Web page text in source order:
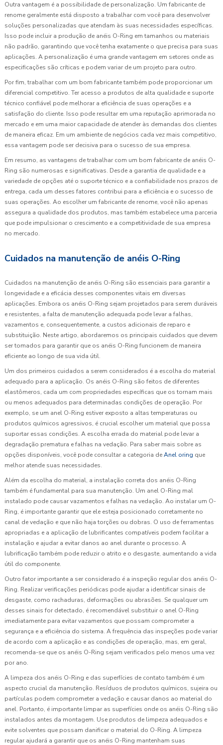
Outra vantagem é a possibilidade de personalização. Um fabricante de
renome geralmente está disposto a trabalhar com você para desenvolver
soluções personalizadas que atendam às suas necessidades específicas.
Isso pode incluir a produção de anéis O-Ring em tamanhos ou materiais
não padrão, garantindo que você tenha exatamente o que precisa para suas
aplicações. A personalização é uma grande vantagem em setores onde as
especificações são críticas e podem variar de um projeto para outro.
Por fim, trabalhar com um bom fabricante também pode proporcionar um
diferencial competitivo. Ter acesso a produtos de alta qualidade e suporte
técnico confiável pode melhorar a eficiência de suas operações e a
satisfação do cliente. Isso pode resultar em uma reputação aprimorada no
mercado e em uma maior capacidade de atender às demandas dos clientes
de maneira eficaz. Em um ambiente de negócios cada vez mais competitivo,
essa vantagem pode ser decisiva para o sucesso de sua empresa.
Em resumo, as vantagens de trabalhar com um bom fabricante de anéis O-
Ring são numerosas e significativas. Desde a garantia de qualidade e a
variedade de opções até o suporte técnico e a confiabilidade nos prazos de
entrega, cada um desses fatores contribui para a eficiência e o sucesso de
suas operações. Ao escolher um fabricante de renome, você não apenas
assegura a qualidade dos produtos, mas também estabelece uma parceria
que pode impulsionar o crescimento e a competitividade de sua empresa
no mercado.
Cuidados na manutenção de anéis O-Ring
Cuidados na manutenção de anéis O-Ring são essenciais para garantir a
longevidade e a eficácia desses componentes vitais em diversas
aplicações. Embora os anéis O-Ring sejam projetados para serem duráveis
e resistentes, a falta de manutenção adequada pode levar a falhas,
vazamentos e, consequentemente, a custos adicionais de reparo e
substituição. Neste artigo, abordaremos os principais cuidados que devem
ser tomados para garantir que os anéis O-Ring funcionem de maneira
eficiente ao longo de sua vida útil.
Um dos primeiros cuidados a serem considerados é a escolha do material
adequado para a aplicação. Os anéis O-Ring são feitos de diferentes
elastômeros, cada um com propriedades específicas que os tornam mais
ou menos adequados para determinadas condições de operação. Por
exemplo, se um anel O-Ring estiver exposto a altas temperaturas ou
produtos químicos agressivos, é crucial escolher um material que possa
suportar essas condições. A escolha errada do material pode levar a
degradação prematura e falhas na vedação. Para saber mais sobre as
opções disponíveis, você pode consultar a categoria deAnel oring que
melhor atende suas necessidades.
Além da escolha do material, a instalação correta dos anéis O-Ring
também é fundamental para sua manutenção. Um anel O-Ring mal
instalado pode causar vazamentos e falhas na vedação. Ao instalar um O-
Ring, é importante garantir que ele esteja posicionado corretamente no
canal de vedação e que não haja torções ou dobras. O uso de ferramentas
apropriadas e a aplicação de lubrificantes compatíveis podem facilitar a
instalação e ajudar a evitar danos ao anel durante o processo. A
lubrificação também pode reduzir o atrito e o desgaste, aumentando a vida
útil do componente.
Outro fator importante a ser considerado é a inspeção regular dos anéis O-
Ring. Realizar verificações periódicas pode ajudar a identificar sinais de
desgaste, como rachaduras, deformações ou abrasões. Se qualquer um
desses sinais for detectado, é recomendável substituir o anel O-Ring
imediatamente para evitar vazamentos que possam comprometer a
segurança e a eficiência do sistema. A frequência das inspeções pode variar
de acordo com a aplicação e as condições de operação, mas, em geral,
recomenda-se que os anéis O-Ring sejam verificados pelo menos uma vez
por ano.
A limpeza dos anéis O-Ring e das superfícies de contato também é um
aspecto crucial da manutenção. Resíduos de produtos químicos, sujeira ou
partículas podem comprometer a vedação e causar danos ao material do
anel. Portanto, é importante limpar as superfícies onde os anéis O-Ring são
instalados antes da montagem. Use produtos de limpeza adequados e
evite solventes que possam danificar o material do O-Ring. A limpeza
regular ajudará a garantir que os anéis O-Ring mantenham suas